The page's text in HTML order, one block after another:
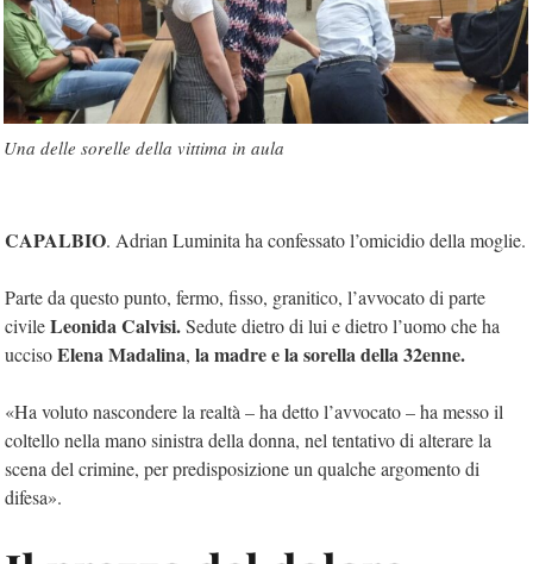
Una delle sorelle della vittima in aula
CAPALBIO. Adrian Luminita ha confessato l’omicidio della moglie.
Parte da questo punto, fermo, fisso, granitico, l’avvocato di parte
civileLeonida Calvisi.Sedute dietro di lui e dietro l’uomo che ha
uccisoElena Madalina, la madre e la sorella della 32enne.
«Ha voluto nascondere la realtà – ha detto l’avvocato – ha messo il
coltello nella mano sinistra della donna, nel tentativo di alterare la
scena del crimine, per predisposizione un qualche argomento di
difesa».